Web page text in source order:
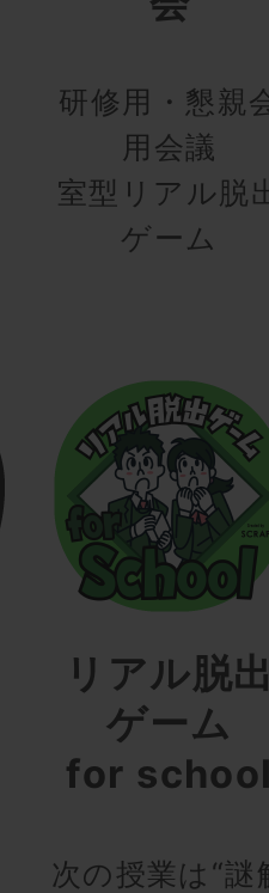
研修用・懇親
用会議
室型リアル脱
ゲーム
リアル脱
ゲーム
for
次の授業は“謎